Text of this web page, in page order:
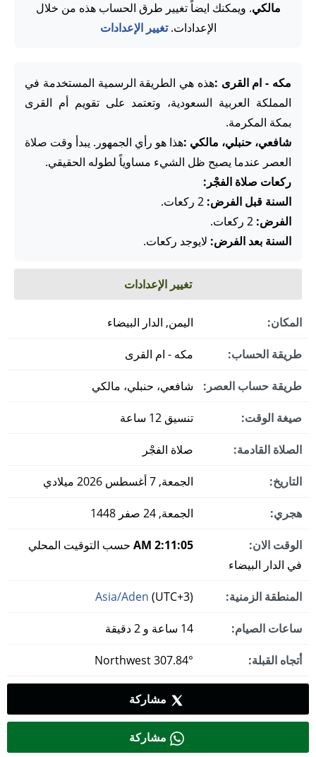
مالكي. ويمكنك ايضاً تغيير طرق الحساب هذه من خلال
الإعدادات.تغيير الإعدادات
مكه - ام القرى :هذه هي الطريقة الرسمية المستخدمة في
المملكة العربية السعودية، وتعتمد على تقويم أم القرى
بمكة المكرمة.
شافعي، حنبلي، مالكي :هذا هو رأي الجمهور. يبدأ وقت صلاة
العصر عندما يصبح ظل الشيء مساوياً لطوله الحقيقي.
ركعات صلاة الفجْر:
السنة قبل الفرض:
الفرض:
السنة بعد الفرض: لايوجد ركعات.
تغيير الإعدادات
المكان: اليمن, الدار البيضاء
طريقة الحساب: مكه - ام القرى
طريقة حساب العصر: شافعي، حنبلي، مالكي
صيغة الوقت: تنسيق 12 ساعة
الصلاة القادمة: صلاة الفجْر
التاريخ: الجمعة, 7 أغسطس 2026 ميلادي
هجري: الجمعة, 24 صفر 1448
الوقت الان: 2:11:05 AM
حسب التوقيت المحلي
في الدار البيضاء
المنطقة الزمنية: Asia/Aden (UTC+3)
ساعات الصيام:
أتجاه القبلة:
مشاركة
مشاركة